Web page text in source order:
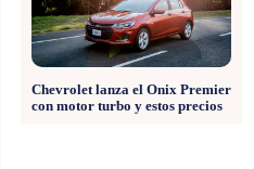
Chevrolet lanza el Onix Premier
con motor turbo y estos precios